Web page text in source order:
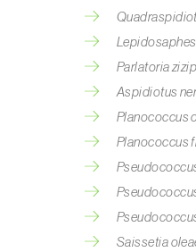
Parlatoria
Aspidiotus
Planococcus
Planococcus
Saissetia